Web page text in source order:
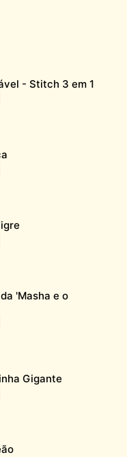
- Stitch 3 em 1
'Masha e o
Gigante